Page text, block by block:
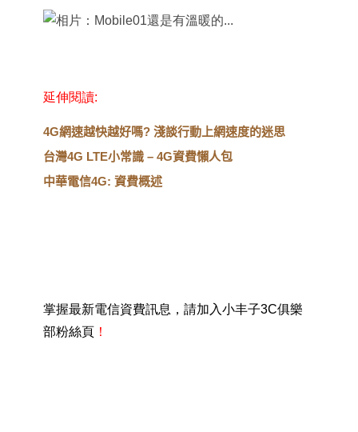
延伸閱讀:
4G網速越快越好嗎? 淺談行動上網速度的迷思
台灣4G LTE小常識 – 4G資費懶人包
中華電信4G: 資費概述
掌握最新電信資費訊息，請加入小丰子3C俱樂
部粉絲頁 ！